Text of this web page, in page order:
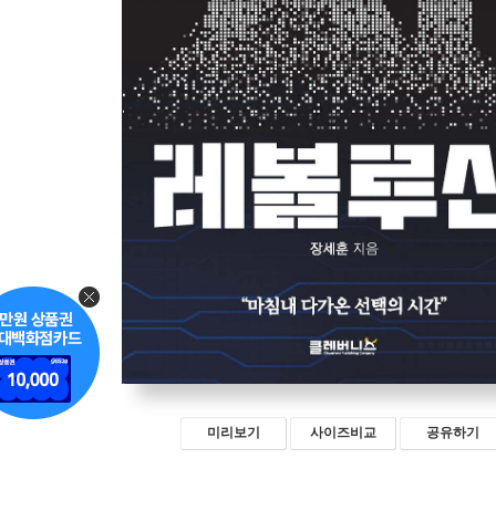
미리보기 사이즈비교 공유하기